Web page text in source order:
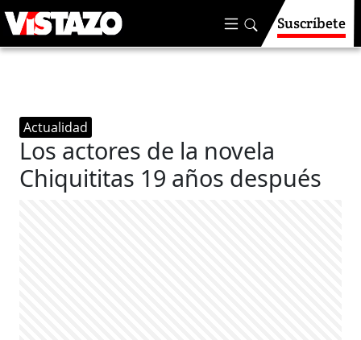
Suscríbete
Actualidad
Los actores de la novela
Chiquititas 19 años después